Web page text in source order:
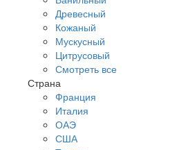
Древесный
Кожаный
Мускусный
Цитрусовый
Смотреть все
Страна
Франция
Италия
ОАЭ
США